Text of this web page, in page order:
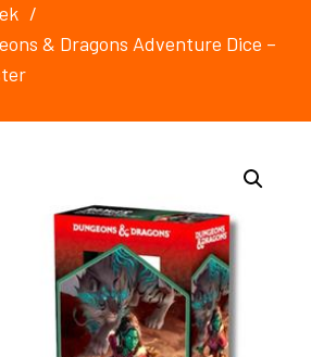
& Dragons Adventure Dice –